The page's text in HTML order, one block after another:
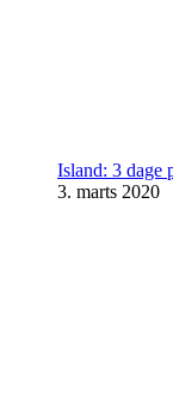
Island: 3 dage
3. marts 2020